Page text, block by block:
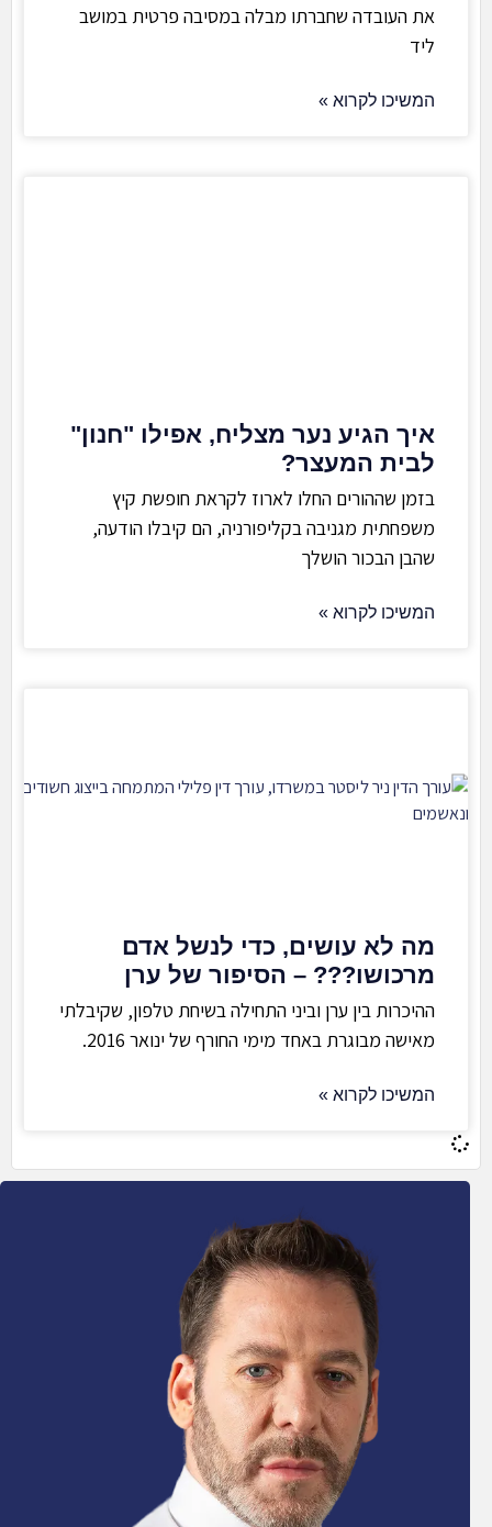
את העובדה שחברתו מבלה במסיבה פרטית במושב
ליד
המשיכו לקרוא »
איך הגיע נער מצליח, אפילו "חנון"
לבית המעצר?
בזמן שההורים החלו לארוז לקראת חופשת קיץ
משפחתית מגניבה בקליפורניה, הם קיבלו הודעה,
שהבן הבכור הושלך
המשיכו לקרוא »
מה לא עושים, כדי לנשל אדם
מרכושו??? – הסיפור של ערן
ההיכרות בין ערן וביני התחילה בשיחת טלפון, שקיבלתי
מאישה מבוגרת באחד מימי החורף של ינואר 2016.
המשיכו לקרוא »